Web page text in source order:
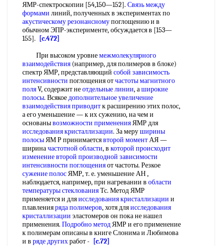
ЯМР-спектроскопии [54,150—152]. Связь между
формами линий, полученных в экспериментах по
акустическому резонансномупоглощению и в
обычном ЭПР-эксперименте, обсуждается в [153—
155].
[c.472]
При высоком уровнемежмолекулярного
взаимодействия (например, для полимеров в блоке)
спектр ЯМР, представляющий собой зависимость
интенсивности поглощения отчастоты магнитного
поляV, содержит неотдельные линии, аширокие
полосы. Всякоедополнительное увеличение
взаимодействия приводитк расширению этих полос,
а его уменьшение — к их сужению, на чем и
основанывозможности примененияЯМР для
исследования кристаллизации. За меруширины
полосыЯМ Р принимаетсявторой моментАЯ —
шириначастотной области, в которой происходит
изменение второй производной зависимости
интенсивности поглощенияот частоты. Резкое
сужение полосЯМР, т. е. уменьшение АН ,
наблюдается, например, при нагревании в области
температуры стеклованияТс. Метод ЯМР
применяется и дляисследования кристаллизации и
плавленияряда полимеров, хотя дляисследования
кристаллизации эластомеров он пока не нашел
применения. Подробно методЯМР и его применение
к полимерам описаны в книге Слонима и Любимова
и в ряде другихработ -
[c.72]